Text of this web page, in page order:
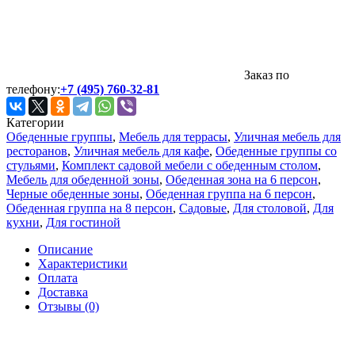
Заказ по
телефону:+7 (495) 760-32-81
Категории
Обеденные группы, Мебель для террасы, Уличная мебель для
ресторанов, Уличная мебель для кафе, Обеденные группы со
стульями, Комплект садовой мебели с обеденным столом,
Мебель для обеденной зоны, Обеденная зона на 6 персон,
Черные обеденные зоны, Обеденная группа на 6 персон,
Обеденная группа на 8 персон, Садовые, Для столовой, Для
кухни, Для гостиной
Описание
Характеристики
Оплата
Доставка
Отзывы (0)